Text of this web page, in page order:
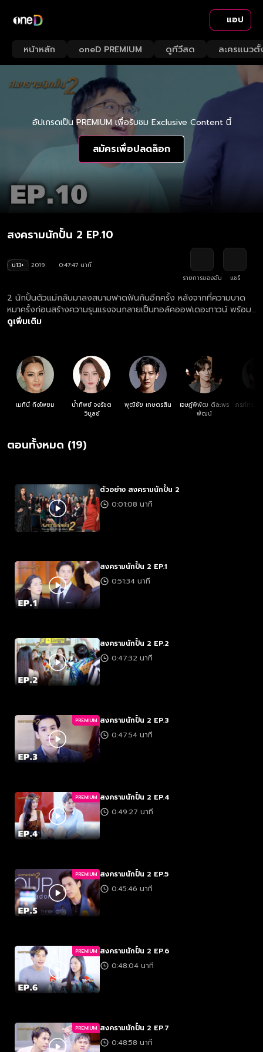
แอป
หน้าหลัก oneD PREMIUM ดูทีวีสด ละครแนวตั้
อัปเกรดเป็น PREMIUM เพื่อรับชม Exclusive Content นี้
สมัครเพื่อปลดล็อก
สงครามนักปั้น 2 EP.10
น13+ 2019
0:47:47 นาที
รายการของฉัน
แชร์
2 นักปั้นตัวแม่กลับมาลงสนามฟาดฟันกันอีกครั้ง หลังจากที่ความบาด
หมาครั้งก่อนสร้างความรุนแรงจนกลายเป็นทอล์คออฟเดอะทาวน์ พร้อม
บทสรุปของทุกคำถามที่ปริศนา รวมทั้งอดีตของพวกเธอ
ดูเพิ่มเติม
เมทินี กิ่งโพยม
น้ำทิพย์ จงรัชต
วิบูลย์
พุฒิชัย เกษตรสิน
เจษฎ์พิพัฒ ติละพร
พัฒน์
ภรภัทร ศ
ตอนทั้งหมด (19)
ตัวอย่าง สงครามนักปั้น 2
0:01:08 นาที
สงครามนักปั้น 2 EP.1
0:51:34 นาที
สงครามนักปั้น 2 EP.2
0:47:32 นาที
PREMIUM สงครามนักปั้น 2 EP.3
0:47:54 นาที
PREMIUM สงครามนักปั้น 2 EP.4
0:49:27 นาที
PREMIUM สงครามนักปั้น 2 EP.5
0:45:46 นาที
PREMIUM สงครามนักปั้น 2 EP.6
0:48:04 นาที
PREMIUM สงครามนักปั้น 2 EP.7
0:48:58 นาที